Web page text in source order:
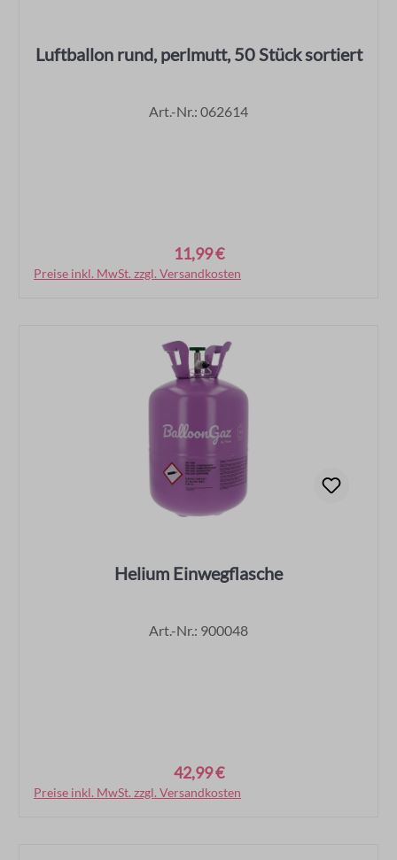
Luftballon rund, perlmutt, 50 Stück sortiert
Art.-Nr.: 062614
11,99 €
Preise inkl. MwSt. zzgl. Versandkosten
In den Warenkorb
Helium Einwegflasche
Art.-Nr.: 900048
42,99 €
Preise inkl. MwSt. zzgl. Versandkosten
In den Warenkorb